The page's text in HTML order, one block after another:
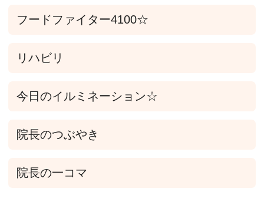
フードファイター4100☆
リハビリ
今日のイルミネーション☆
院長のつぶやき
院長の一コマ